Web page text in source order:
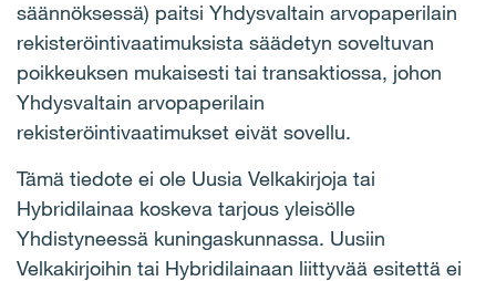
säännöksessä) paitsi Yhdysvaltain arvopaperilain
rekisteröintivaatimuksista säädetyn soveltuvan
poikkeuksen mukaisesti tai transaktiossa, johon
Yhdysvaltain arvopaperilain
rekisteröintivaatimukset eivät sovellu.
Tämä tiedote ei ole Uusia Velkakirjoja tai
Hybridilainaa koskeva tarjous yleisölle
Yhdistyneessä kuningaskunnassa. Uusiin
Velkakirjoihin tai Hybridilainaan liittyvää esitettä ei